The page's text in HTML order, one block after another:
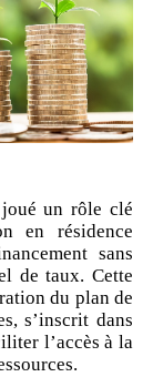
un rôle clé
en résidence
sans
de taux. Cette
du plan de
s’inscrit dans
l’accès à la